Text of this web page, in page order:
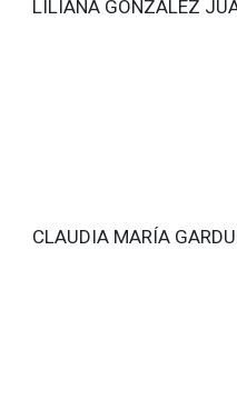
LILIANA GONZÁLEZ
CLAUDIA MARÍA